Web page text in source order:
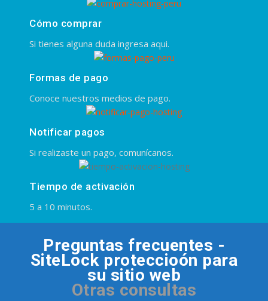
Cómo comprar
Si tienes alguna duda ingresa aqui.
Formas de pago
Conoce nuestros medios de pago.
Notificar pagos
Si realizaste un pago, comunícanos.
Tiempo de activación
5 a 10 minutos.
Preguntas frecuentes -
SiteLock proteccioón para
su sitio web
Otras consultas